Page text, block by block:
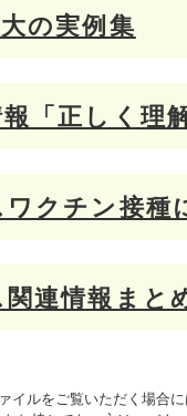
の実例集
「正しく理
クチン接種
連情報まと
イルをご覧いただく場合